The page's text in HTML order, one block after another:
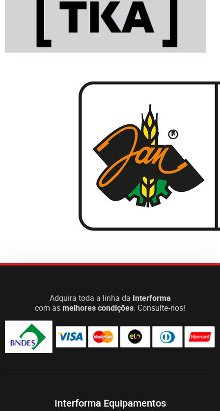
Adquira toda a linha da Interforma
com asmelhores condições. Consulte-nos!
Interforma Equipamentos